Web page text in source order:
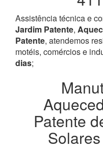
Assistência técnica e
Jardim Patente,
Patente, atendemos
motéis, comércios e
dias;
Patente